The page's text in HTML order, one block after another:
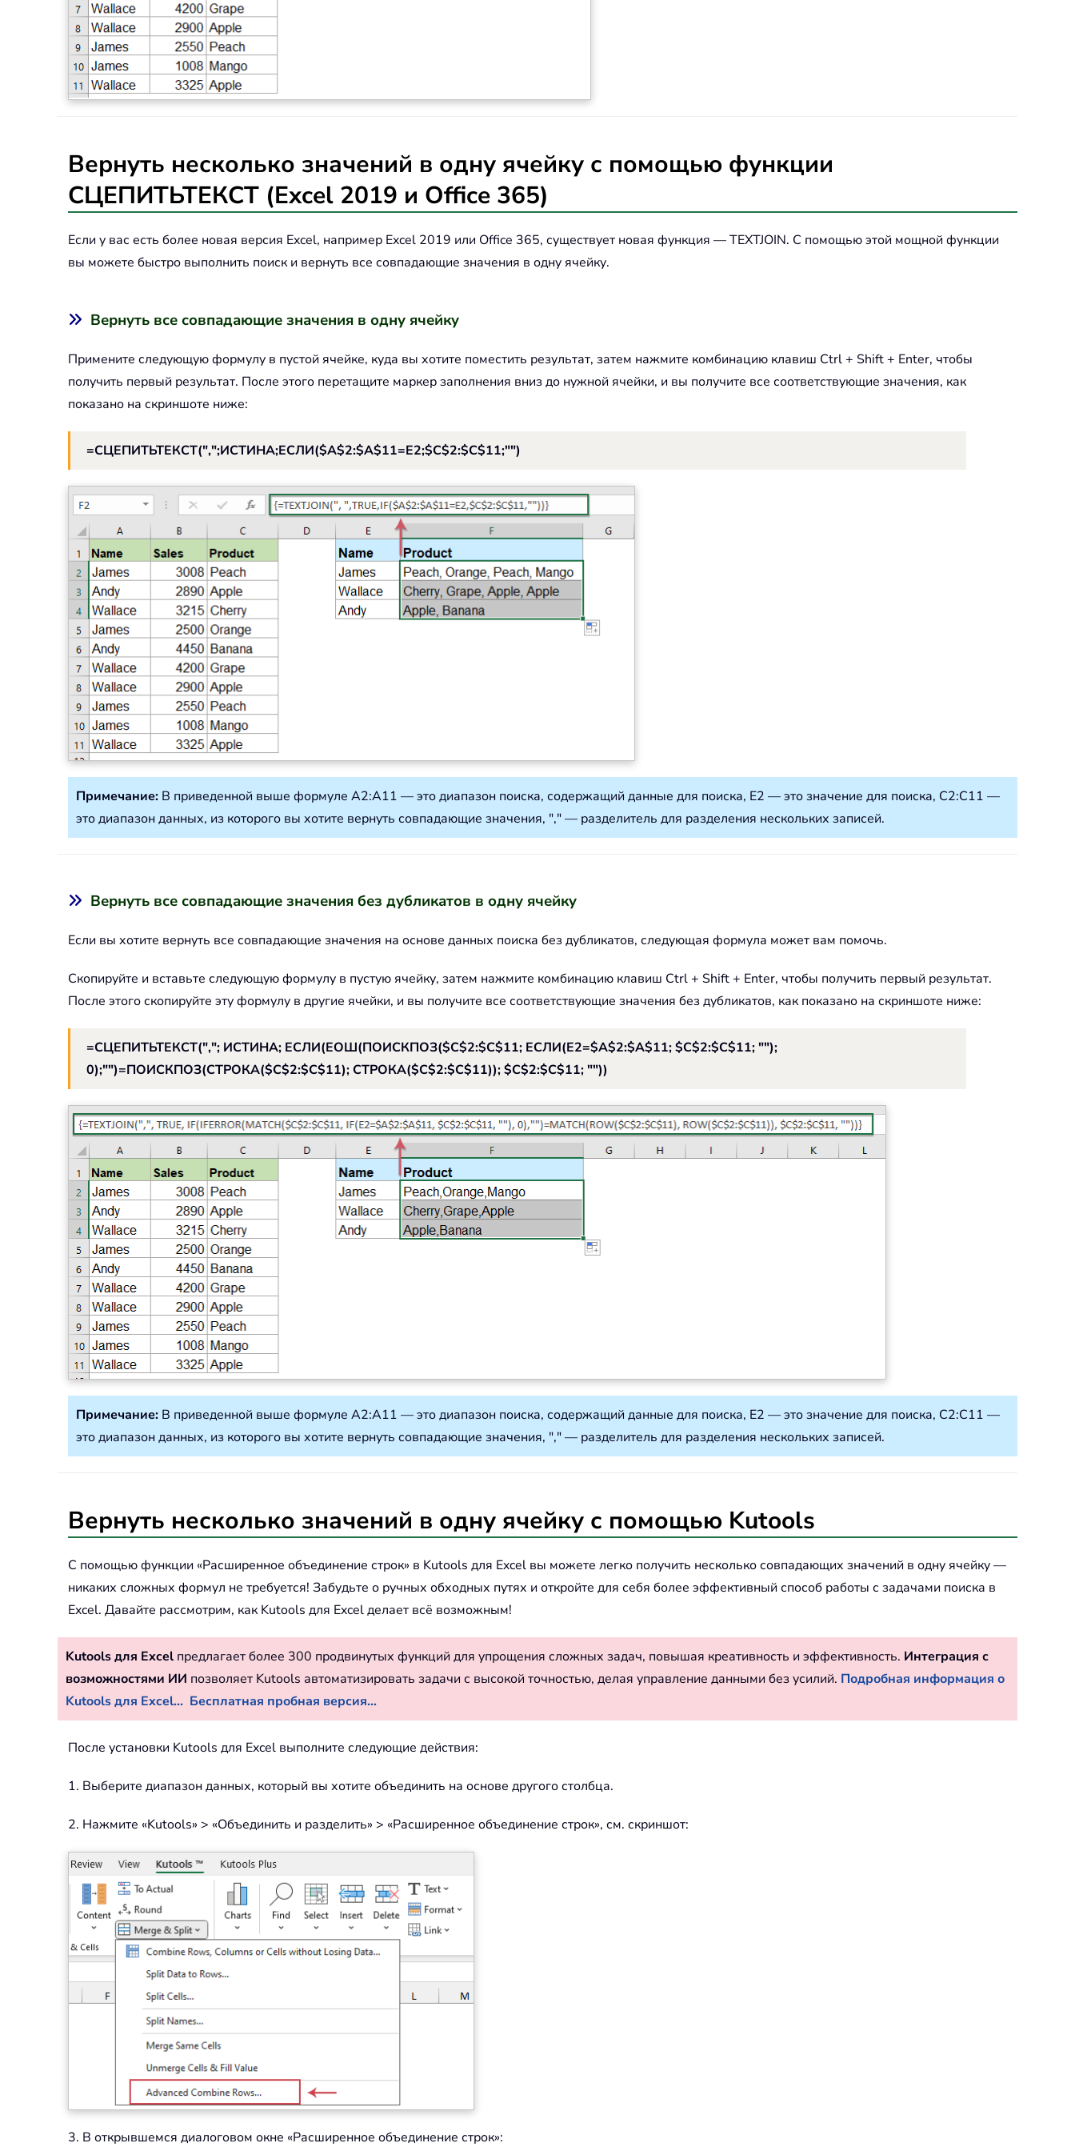
Вернуть несколько значений в одну ячейку с помощью функции
СЦЕПИТЬТЕКСТ (Excel 2019 и Office 365)
Если у вас есть более новая версия Excel, например Excel 2019 или Office 365, существует новая функция —TEXTJOIN. С помощью этой мощной функции
вы можете быстро выполнить поиск и вернуть все совпадающие значения в одну ячейку.
Вернуть все совпадающие значения в одну ячейку
Примените следующую формулу в пустой ячейке, куда вы хотите поместить результат, затем нажмите комбинацию клавиш Ctrl + Shift + Enter, чтобы
получить первый результат. После этого перетащите маркер заполнения вниз до нужной ячейки, и вы получите все соответствующие значения, как
показано на скриншоте ниже:
=СЦЕПИТЬТЕКСТ(",";ИСТИНА;ЕСЛИ($A$2:$A$11=E2;$C$2:$C$11;"")
Примечание: В приведенной выше формуле A2:A11 — это диапазон поиска, содержащий данные для поиска, E2 — это значение для поиска, C2:C11 —
это диапазон данных, из которого вы хотите вернуть совпадающие значения, "," — разделитель для разделения нескольких записей.
Вернуть все совпадающие значения без дубликатов в одну ячейку
Если вы хотите вернуть все совпадающие значения на основе данных поиска без дубликатов, следующая формула может вам помочь.
Скопируйте и вставьте следующую формулу в пустую ячейку, затем нажмите комбинацию клавиш Ctrl + Shift + Enter, чтобы получить первый результат.
После этого скопируйте эту формулу в другие ячейки, и вы получите все соответствующие значения без дубликатов, как показано на скриншоте ниже:
=СЦЕПИТЬТЕКСТ(","; ИСТИНА; ЕСЛИ(ЕОШ(ПОИСКПОЗ($C$2:$C$11; ЕСЛИ(E2=$A$2:$A$11; $C$2:$C$11; "");
0);"")=ПОИСКПОЗ(СТРОКА($C$2:$C$11); СТРОКА($C$2:$C$11)); $C$2:$C$11; ""))
Примечание: В приведенной выше формуле A2:A11 — это диапазон поиска, содержащий данные для поиска, E2 — это значение для поиска, C2:C11 —
это диапазон данных, из которого вы хотите вернуть совпадающие значения, "," — разделитель для разделения нескольких записей.
Вернуть несколько значений в одну ячейку с помощью Kutools
С помощью функции «Расширенное объединение строк» в Kutools для Excel вы можете легко получить несколько совпадающих значений в одну ячейку —
никаких сложных формул не требуется! Забудьте о ручных обходных путях и откройте для себя более эффективный способ работы с задачами поиска в
Excel. Давайте рассмотрим, как Kutools для Excel делает всё возможным!
Kutools для Excel предлагает более 300 продвинутых функций для упрощения сложных задач, повышая креативность и эффективность. Интеграция с
возможностями ИИ позволяет Kutools автоматизировать задачи с высокой точностью, делая управление данными без усилий. Подробная информация о
Kutools для Excel... Бесплатная пробная версия...
После установки Kutools для Excel выполните следующие действия:
1. Выберите диапазон данных, который вы хотите объединить на основе другого столбца.
2. Нажмите «Kutools» > «Объединить и разделить» > «Расширенное объединение строк», см. скриншот:
3. В открывшемся диалоговом окне «Расширенное объединение строк»: